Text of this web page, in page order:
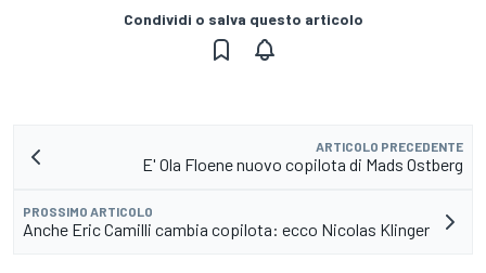
Condividi o salva questo articolo
ARTICOLO PRECEDENTE
E' Ola Floene nuovo copilota di Mads Ostberg
PROSSIMO ARTICOLO
Anche Eric Camilli cambia copilota: ecco Nicolas Klinger